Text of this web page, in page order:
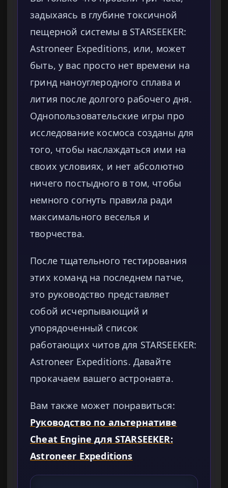
задыхаясь в глубине токсичной
пещерной системы в STARSEEKER:
Astroneer Expeditions, или, может
быть, у вас просто нет времени на
гринд наноуглеродного сплава и
лития после долгого рабочего дня.
Однопользовательские игры про
исследование космоса созданы для
того, чтобы наслаждаться ими на
своих условиях, и нет абсолютно
ничего постыдного в том, чтобы
немного согнуть правила ради
максимального веселья и
творчества.
После тщательного тестирования
этих команд на последнем патче,
это руководство представляет
собой исчерпывающий и
упорядоченный список
работающих читов для STARSEEKER:
Astroneer Expeditions. Давайте
прокачаем вашего астронавта.
Вам также может понравиться:
Руководство по альтернативе
Cheat Engine для STARSEEKER:
Astroneer Expeditions